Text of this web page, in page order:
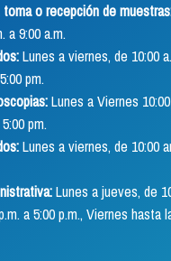
o recepción de
a 9:00 a.m.
Lunes a viernes, de 10:00
pm.
Lunes a Viernes
pm.
Lunes a viernes, de 10:00
Lunes a jueves, de
a 5:00 p.m., Viernes hasta